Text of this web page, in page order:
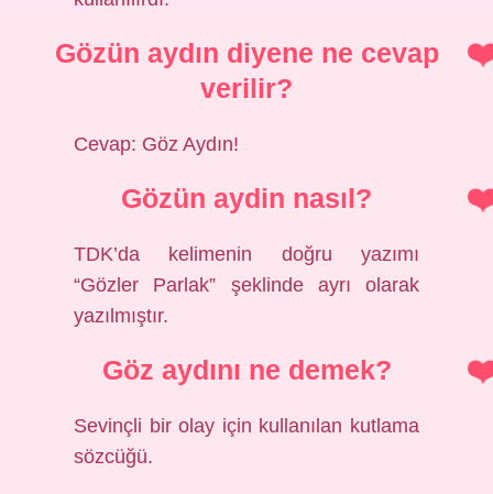
Gözün aydın diyene ne cevap
verilir?
Cevap: Göz Aydın!
Gözün aydin nasıl?
TDK’da kelimenin doğru yazımı
“Gözler Parlak” şeklinde ayrı olarak
yazılmıştır.
Göz aydını ne demek?
Sevinçli bir olay için kullanılan kutlama
sözcüğü.